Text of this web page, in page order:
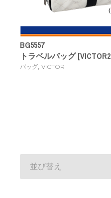
BG5557
トラベルバッグ
バッグ, VICTOR
並び替え